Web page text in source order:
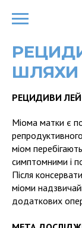
ШЛЯХИ
РЕЦИДИВИ
Міома матки є
міом
симптомними і
Після
міоми
додаткових